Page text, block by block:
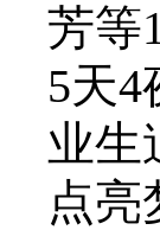
芳等
5天
业生
点亮